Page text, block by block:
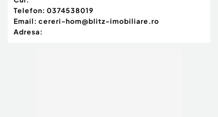
Gaz
Telefon: 0374538019
Email: cereri-hom@blitz-imobiliare.ro
Adresa: